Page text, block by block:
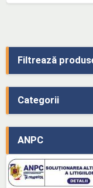
Filtrează
Categorii
ANPC